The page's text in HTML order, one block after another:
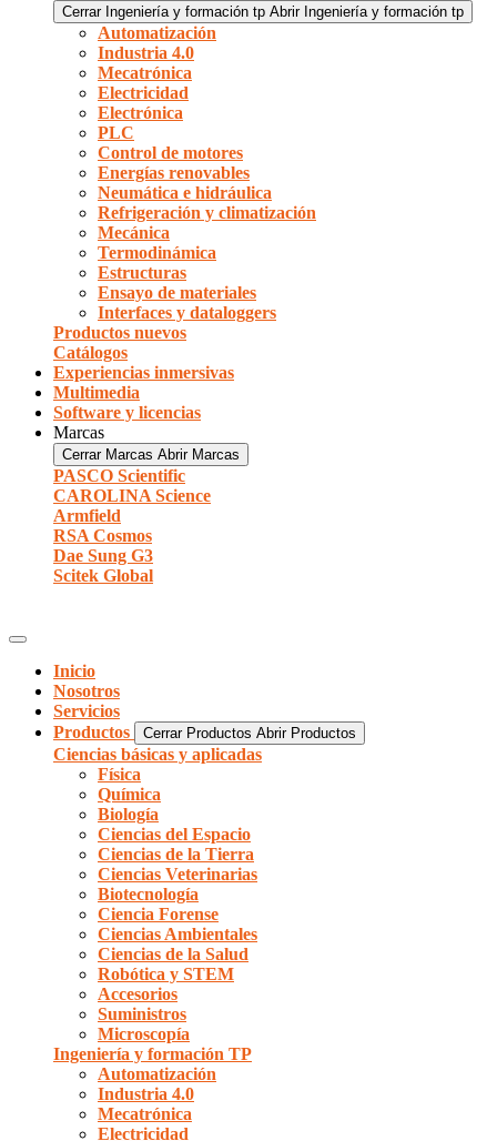
Cerrar Ingeniería y formación tp Abrir Ingeniería y formación tp
Automatización
Industria 4.0
Mecatrónica
Electricidad
Electrónica
PLC
Control de motores
Energías renovables
Neumática e hidráulica
Refrigeración y climatización
Mecánica
Termodinámica
Estructuras
Ensayo de materiales
Interfaces y dataloggers
Productos nuevos
Catálogos
Experiencias inmersivas
Multimedia
Software y licencias
Marcas
Cerrar Marcas Abrir Marcas
PASCO Scientific
CAROLINA Science
Armfield
RSA Cosmos
Dae Sung G3
Scitek Global
Inicio
Nosotros
Servicios
Productos
Cerrar Productos Abrir Productos
Ciencias básicas y aplicadas
Física
Química
Biología
Ciencias del Espacio
Ciencias de la Tierra
Ciencias Veterinarias
Biotecnología
Ciencia Forense
Ciencias Ambientales
Ciencias de la Salud
Robótica y STEM
Accesorios
Suministros
Microscopía
Ingeniería y formación TP
Automatización
Industria 4.0
Mecatrónica
Electricidad